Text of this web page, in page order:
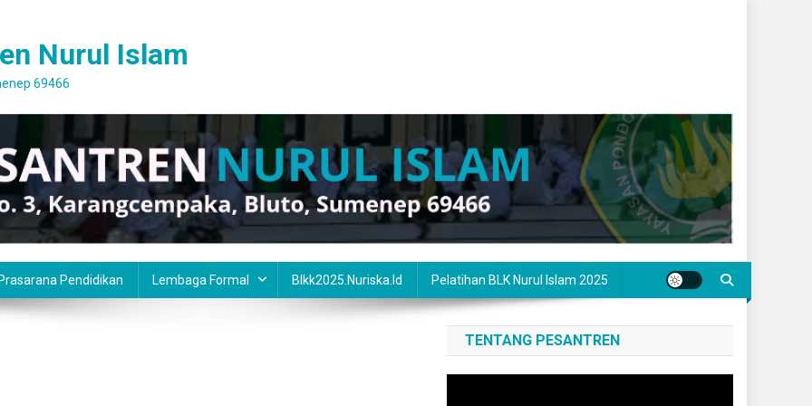
Nurul Islam
69466
Pendidikan Lembaga Formal Blkk2025.nuriska.id Pelatihan BLK Nurul Islam 2025
TENTANG PESANTREN